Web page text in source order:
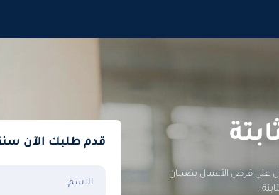
على قرض الأعمال بضمان
قدم طلبك الآن
الاسم